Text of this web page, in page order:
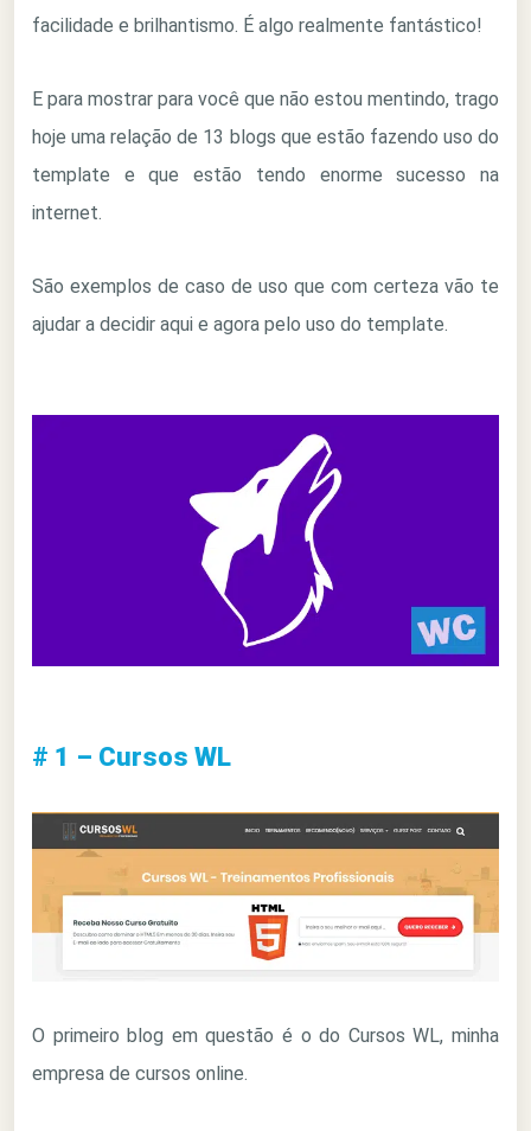
facilidade e brilhantismo. É algo realmente fantástico!
E para mostrar para você que não estou mentindo, trago
hoje uma relação de 13 blogs que estão fazendo uso do
template e que estão tendo enorme sucesso na
internet.
São exemplos de caso de uso que com certeza vão te
ajudar a decidir aqui e agora pelo uso do template.
# 1 – Cursos WL
O primeiro blog em questão é o do Cursos WL, minha
empresa de cursos online.